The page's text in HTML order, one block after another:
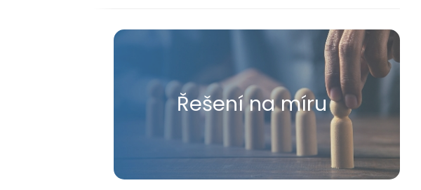
Řešení na míru